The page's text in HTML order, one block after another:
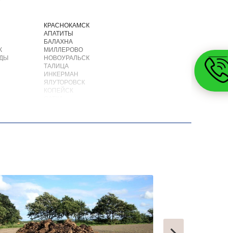
КРАСНОКАМСК
АПАТИТЫ
БАЛАХНА
МИЛЛЕРОВО
НОВОУРАЛЬСК
ТАЛИЦА
ИНКЕРМАН
ЯЛУТОРОВСК
КОПЕЙСК
БИРОБИДЖАН
ЮЖНОУРАЛЬСК
ДЮРТЮЛИ
УЧАЛЫ
ВАЛУЙКИ
УРЮПИНСК
ЧАПЛЫГИН
МОНЧЕГОРСК